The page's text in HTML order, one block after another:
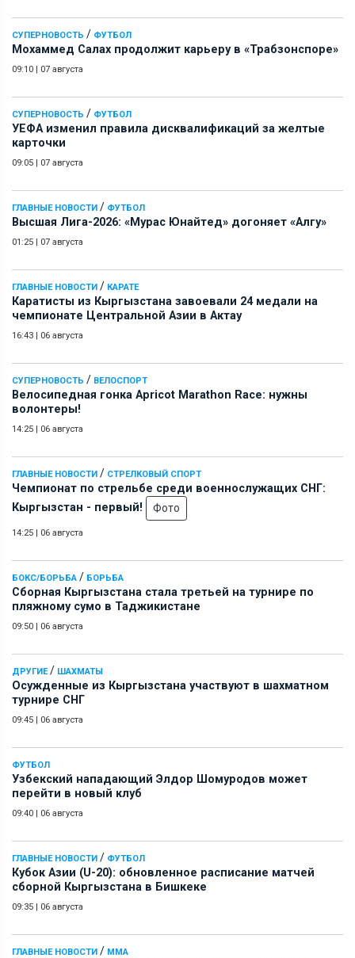
СУПЕРНОВОСТЬ / ФУТБОЛ
Мохаммед Салах продолжит карьеру в «Трабзонспоре»
09:10 | 07 августа
СУПЕРНОВОСТЬ / ФУТБОЛ
УЕФА изменил правила дисквалификаций за желтые
карточки
09:05 | 07 августа
ГЛАВНЫЕ НОВОСТИ / ФУТБОЛ
Высшая Лига-2026: «Мурас Юнайтед» догоняет «Алгу»
01:25 | 07 августа
ГЛАВНЫЕ НОВОСТИ / КАРАТЕ
Каратисты из Кыргызстана завоевали 24 медали на
чемпионате Центральной Азии в Актау
16:43 | 06 августа
СУПЕРНОВОСТЬ / ВЕЛОСПОРТ
Велосипедная гонка Apricot Marathon Race: нужны
волонтеры!
14:25 | 06 августа
ГЛАВНЫЕ НОВОСТИ / СТРЕЛКОВЫЙ СПОРТ
Чемпионат по стрельбе среди военнослужащих СНГ:
Кыргызстан - первый!
Фото
14:25 | 06 августа
БОКС/БОРЬБА / БОРЬБА
Сборная Кыргызстана стала третьей на турнире по
пляжному сумо в Таджикистане
09:50 | 06 августа
ДРУГИЕ/ ШАХМАТЫ
Осужденные из Кыргызстана участвуют в шахматном
турнире СНГ
09:45 | 06 августа
ФУТБОЛ
Узбекский нападающий Элдор Шомуродов может
перейти в новый клуб
09:40 | 06 августа
ГЛАВНЫЕ НОВОСТИ / ФУТБОЛ
Кубок Азии (U-20): обновленное расписание матчей
сборной Кыргызстана в Бишкеке
09:35 | 06 августа
ГЛАВНЫЕ НОВОСТИ / ММА